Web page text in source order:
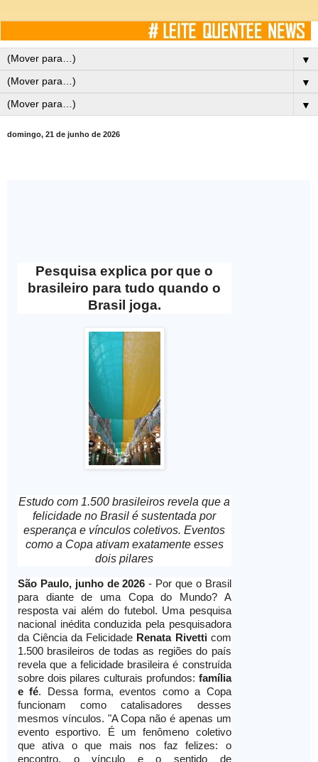
▼
▼
▼
domingo, 21 de junho de 2026
Pesquisa explica por que o
brasileiro para tudo quando o
Brasil joga.
Estudo com 1.500 brasileiros revela que a
felicidade no Brasil é sustentada por
esperança e vínculos coletivos. Eventos
como a Copa ativam exatamente esses
dois pilares
São Paulo, junho de 2026 - Por que o Brasil
para diante de uma Copa do Mundo? A
resposta vai além do futebol. Uma pesquisa
nacional inédita conduzida pela pesquisadora
da Ciência da Felicidade Renata Rivetticom
1.500 brasileiros de todas as regiões do país
revela que a felicidade brasileira é construída
sobre dois pilares culturais profundos: família
e fé. Dessa forma, eventos como a Copa
funcionam como catalisadores desses
mesmos vínculos. "A Copa não é apenas um
evento esportivo. É um fenômeno coletivo
que ativa o que mais nos faz felizes: o
encontro, o vínculo e o sentido de